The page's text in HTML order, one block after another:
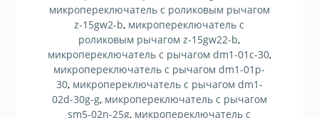
микропереключатель с роликовым рычагом
z-15gw2-b, микропереключатель с
роликовым рычагом z-15gw22-b,
микропереключатель с рычагом dm1-01c-30,
микропереключатель с рычагом dm1-01p-
30, микропереключатель с рычагом dm1-
02d-30g-g, микропереключатель с рычагом
sm5-02n-25g, микропереключатель с